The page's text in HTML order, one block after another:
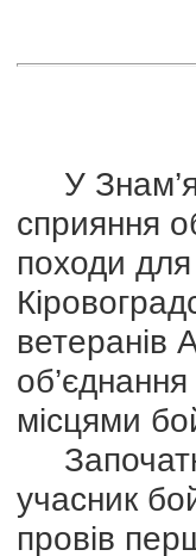
У
сприяння
походи
ветеранів
місцями
учасник
провів